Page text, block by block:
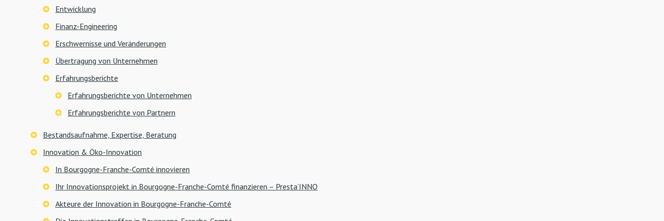
Entwicklung
Finanz-Engineering
Erschwernisse und Veränderungen
Übertragung von Unternehmen
Erfahrungsberichte
Erfahrungsberichte von Unternehmen
Erfahrungsberichte von Partnern
Bestandsaufnahme, Expertise, Beratung
Innovation & Öko-Innovation
In Bourgogne-Franche-Comté innovieren
Ihr Innovationsprojekt in Bourgogne-Franche-Comté finanzieren – Presta’INNO
Akteure der Innovation in Bourgogne-Franche-Comté